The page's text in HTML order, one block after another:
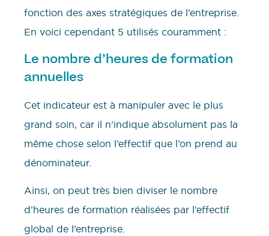
fonction des axes stratégiques de l’entreprise.
En voici cependant 5 utilisés couramment :
Le nombre d’heures de formation
annuelles
Cet indicateur est à manipuler avec le plus
grand soin, car il n’indique absolument pas la
même chose selon l’effectif que l’on prend au
dénominateur.
Ainsi, on peut très bien diviser le nombre
d’heures de formation réalisées par l’effectif
global de l’entreprise.